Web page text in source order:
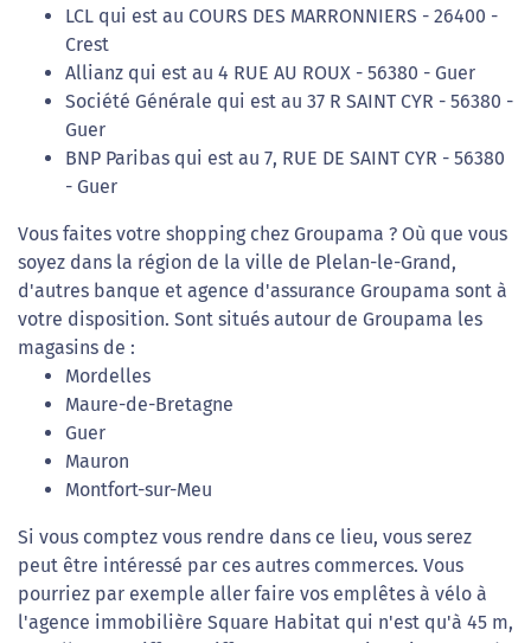
LCL qui est au COURS DES MARRONNIERS - 26400 -
Crest
Allianz qui est au 4 RUE AU ROUX - 56380 - Guer
Société Générale qui est au 37 R SAINT CYR - 56380 -
Guer
BNP Paribas qui est au 7, RUE DE SAINT CYR - 56380
- Guer
Vous faites votre shopping chez Groupama ? Où que vous
soyez dans la région de la ville de Plelan-le-Grand,
d'autres banque et agence d'assurance Groupama sont à
votre disposition. Sont situés autour de Groupama les
magasins de :
Mordelles
Maure-de-Bretagne
Guer
Mauron
Montfort-sur-Meu
Si vous comptez vous rendre dans ce lieu, vous serez
peut être intéressé par ces autres commerces. Vous
pourriez par exemple aller faire vos emplêtes à vélo à
l'agence immobilière Square Habitat qui n'est qu'à 45 m,